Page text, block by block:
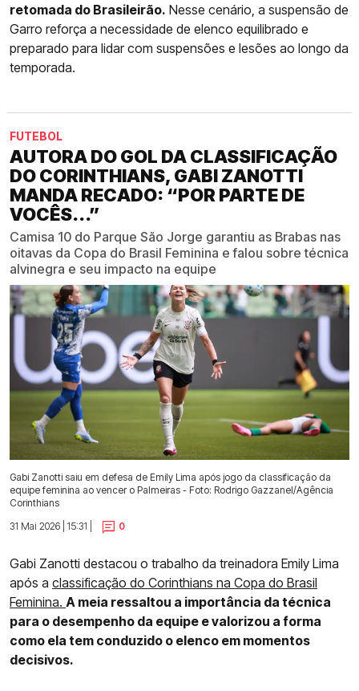
retomada do Brasileirão. Nesse cenário, a suspensão de
Garro reforça a necessidade de elenco equilibrado e
preparado para lidar com suspensões e lesões ao longo da
temporada.
FUTEBOL
AUTORA DO GOL DA CLASSIFICAÇÃO
DO CORINTHIANS, GABI ZANOTTI
MANDA RECADO: “POR PARTE DE
VOCÊS...”
Camisa 10 do Parque São Jorge garantiu as Brabas nas
oitavas da Copa do Brasil Feminina e falou sobre técnica
alvinegra e seu impacto na equipe
Gabi Zanotti saiu em defesa de Emily Lima após jogo da classificação da
equipe feminina ao vencer o Palmeiras - Foto: Rodrigo Gazzanel/Agência
Corinthians
31 Mai 2026 | 15:31 |
0
Gabi Zanotti destacou o trabalho da treinadora Emily Lima
após a classificação do Corinthians na Copa do Brasil
Feminina. A meia ressaltou a importância da técnica
para o desempenho da equipe e valorizou a forma
como ela tem conduzido o elenco em momentos
decisivos.